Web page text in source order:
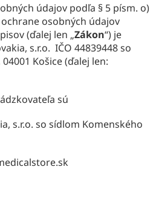
údajov podľa § 5 písm. o)
osobných údajov
(ďalej len „Zákon“) je
s.r.o. IČO 44839448 so
Košice (ďalej len:
sú
s.r.o. so sídlom Komenského